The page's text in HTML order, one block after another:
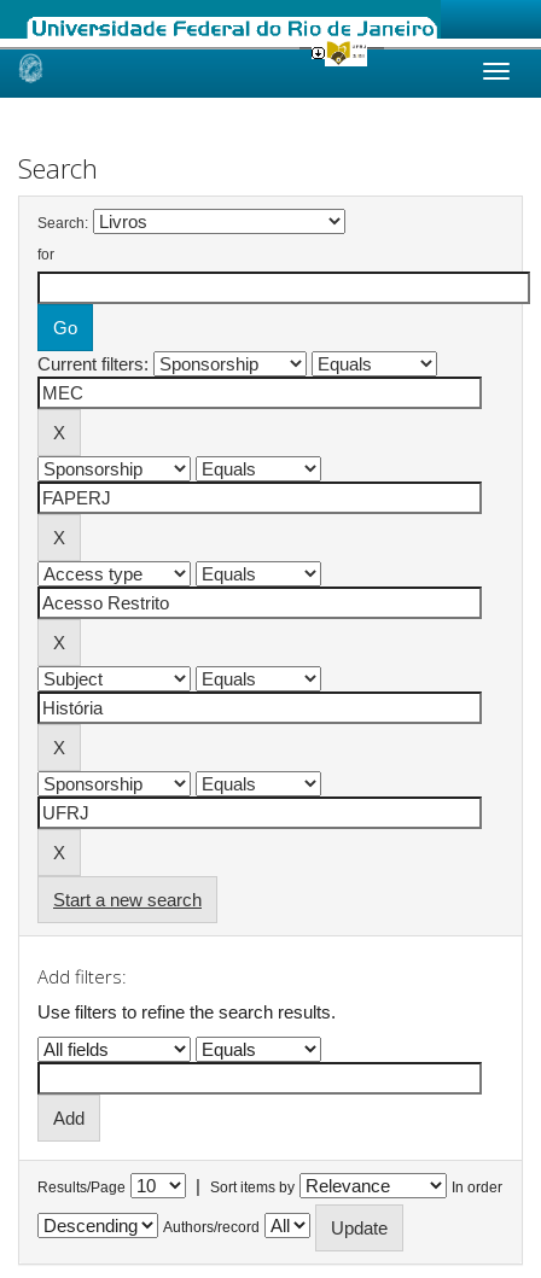
Skip
Search
Search:
for
Current filters:
Start a new search
Add filters:
Use filters to refine the search results.
Results/Page | Sort items by In order
Authors/record